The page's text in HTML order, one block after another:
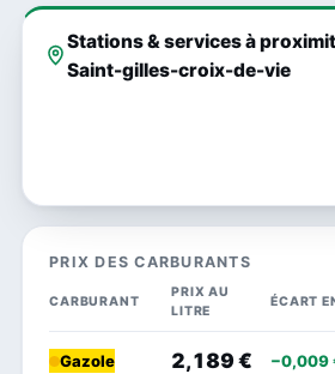
Stations & services à
Saint-gilles-croix-de-vie
PRIX DES CARBURANTS
CARBURANT
PRIX AU
LITRE
ÉCART
Gazole 2,189 € −0,009